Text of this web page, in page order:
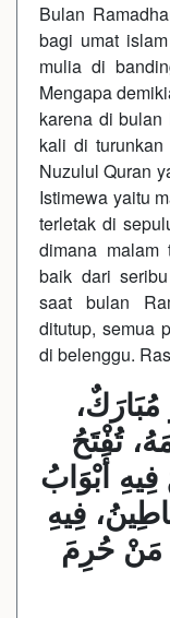
Bulan
bagi umat
mulia di
Mengapa
karena di bulan
kali di
Nuzulul Quran
Istimewa yaitu
terletak di
dimana malam
baik dari
saat bulan
ditutup, semua
di belenggu.
تُفْتَحُ
فِيهِ أَبْوَابُ
فِيهِ
مَنْ حُرِمَ